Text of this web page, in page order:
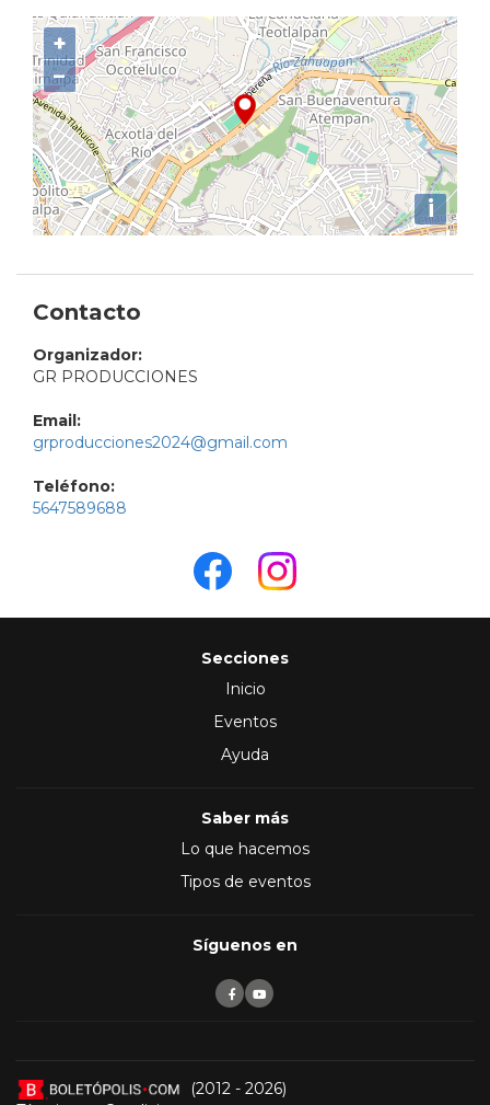
+
−
i
Contacto
Organizador:
GR PRODUCCIONES
Email:
grproducciones2024@gmail.com
Teléfono:
5647589688
Secciones
Inicio
Eventos
Ayuda
Saber más
Lo que hacemos
Tipos de eventos
Síguenos en
(2012 - 2026)